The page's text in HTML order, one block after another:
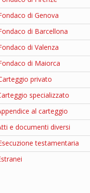
di Genova
di Barcellona
di Valenza
di Maiorca
privato
specializzato
al carteggio
e documenti diversi
testamentaria